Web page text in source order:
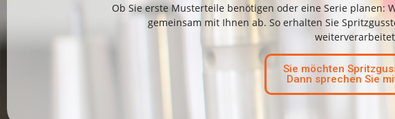
Ob Sie erste Musterteile benötigen oder eine Serie planen:
gemeinsam mit Ihnen ab. So erhalten Sie
Sie möchten
Dann sprechen Sie